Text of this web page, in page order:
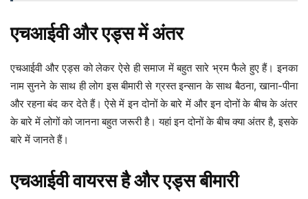
एचआईवी और एड्स में अंतर
एचआईवी और एड्स को लेकर ऐसे ही समाज में बहुत सारे भ्रम फैले हुए हैं। इनका
नाम सुनने के साथ ही लोग इस बीमारी से ग्रस्त इन्सान के साथ बैठना, खाना-पीना
और रहना बंद कर देते हैं। ऐसे में इन दोनों के बारे में और इन दोनों के बीच के अंतर
के बारे में लोगों को जानना बहुत जरूरी है। यहां इन दोनों के बीच क्या अंतर है, इसके
बारे में जानते हैं।
एचआईवी वायरस है और एड्स बीमारी